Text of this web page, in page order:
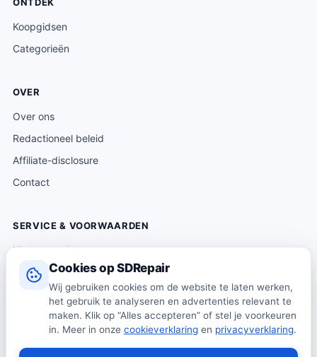
Cookies op SDRepair
Wij gebruiken cookies om de website te laten werken,
het gebruik te analyseren en advertenties relevant te
maken. Klik op “Alles accepteren” of stel je voorkeuren
in. Meer in onze cookieverklaring en privacyverklaring.
Koopgidsen
Categorieën
OVER
Over ons
Redactioneel beleid
Affiliate-disclosure
Contact
SERVICE & VOORWAARDEN
Klantenservice
Verzending & levering
Retourneren
Algemene voorwaarden